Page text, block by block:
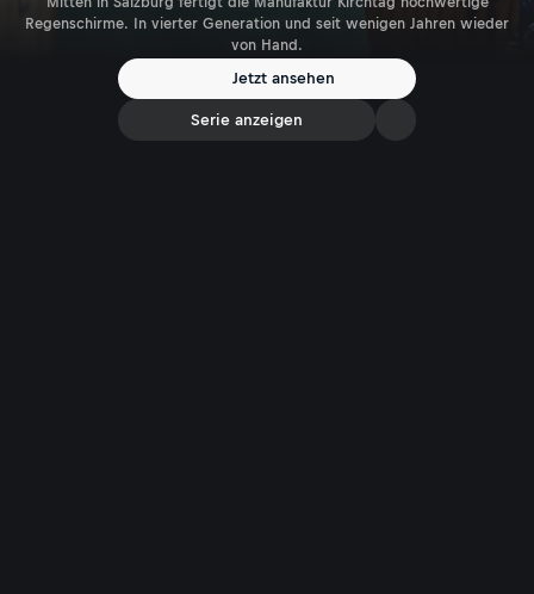
Regenschirme. In vierter Generation und seit wenigen Jahren wieder
von Hand.
Jetzt ansehen
Serie anzeigen